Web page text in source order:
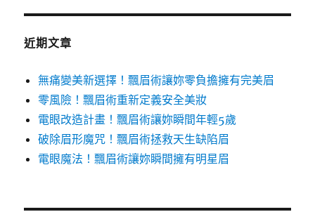
鍵
近期文章
無痛變美新選擇！飄眉術讓妳零負擔擁有完美眉
零風險！飄眉術重新定義安全美妝
電眼改造計畫！飄眉術讓妳瞬間年輕5歲
破除眉形魔咒！飄眉術拯救天生缺陷眉
電眼魔法！飄眉術讓妳瞬間擁有明星眉